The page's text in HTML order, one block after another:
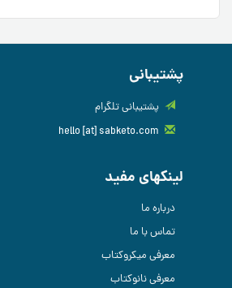
پشتیبانی
پشتیبانی تلگرام
لینکهای مفید
درباره ما
تماس با ما
معرفی میکروکتاب
معرفی نانوکتاب